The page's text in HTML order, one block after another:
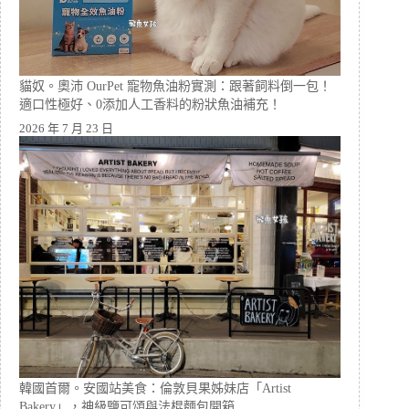
貓奴。奧沛 OurPet 寵物魚油粉實測：跟著飼料倒一包！
適口性極好、0添加人工香料的粉狀魚油補充！
2026 年 7 月 23 日
韓國首爾。安國站美食：倫敦貝果姊妹店「Artist
Bakery」，神級鹽可頌與法棍麵包開箱